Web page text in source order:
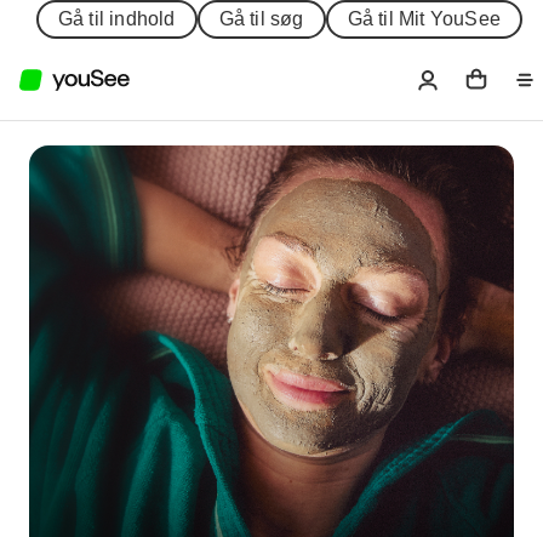
Gå til indhold Gå til søg Gå til Mit YouSee